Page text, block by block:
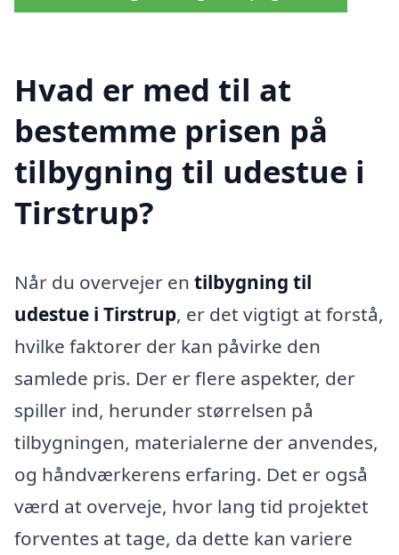
Hvad er med til at
bestemme prisen på
tilbygning til udestue i
Tirstrup?
Når du overvejer en tilbygning til
udestue i Tirstrup, er det vigtigt at forstå,
hvilke faktorer der kan påvirke den
samlede pris. Der er flere aspekter, der
spiller ind, herunder størrelsen på
tilbygningen, materialerne der anvendes,
og håndværkerens erfaring. Det er også
værd at overveje, hvor lang tid projektet
forventes at tage, da dette kan variere